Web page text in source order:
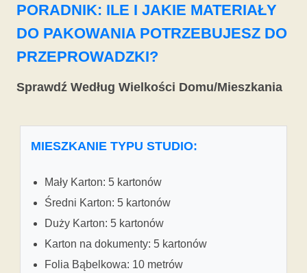
PORADNIK: ILE I JAKIE MATERIAŁY
DO PAKOWANIA POTRZEBUJESZ DO
PRZEPROWADZKI?
Sprawdź Według Wielkości Domu/Mieszkania
MIESZKANIE TYPU STUDIO:
Mały Karton: 5 kartonów
Średni Karton: 5 kartonów
Duży Karton: 5 kartonów
Karton na dokumenty: 5 kartonów
Folia Bąbelkowa: 10 metrów